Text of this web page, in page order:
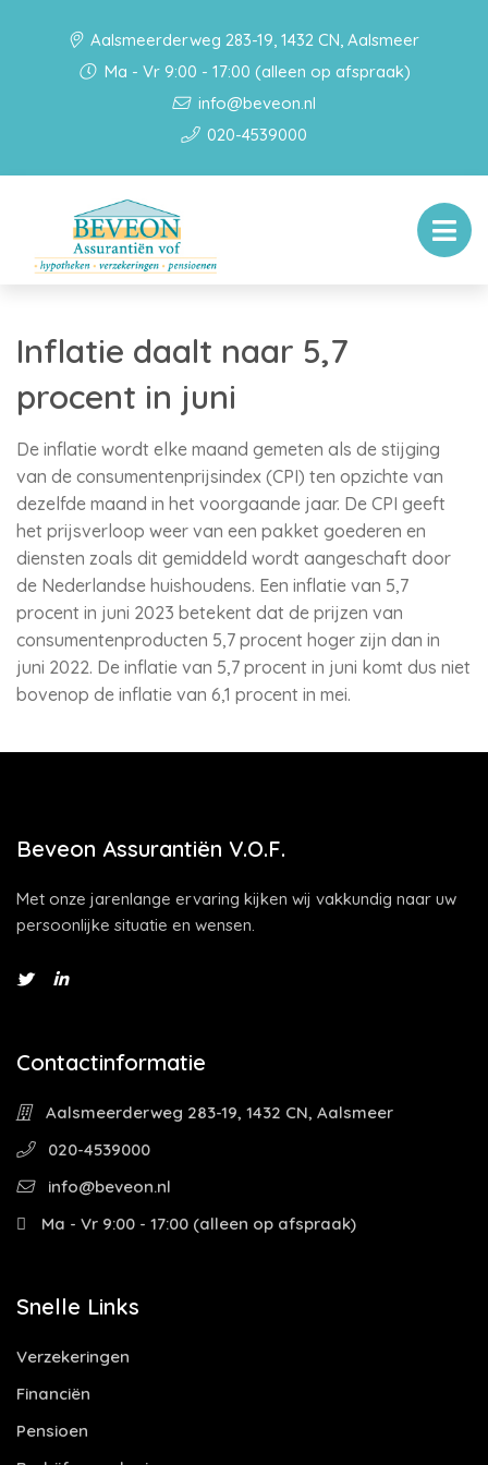
Aalsmeerderweg 283-19, 1432 CN, Aalsmeer
Ma - Vr 9:00 - 17:00 (alleen op afspraak)
info@beveon.nl
020-4539000
Inflatie daalt naar 5,7
procent in juni
De inflatie wordt elke maand gemeten als de stijging
van de consumentenprijsindex (CPI) ten opzichte van
dezelfde maand in het voorgaande jaar. De CPI geeft
het prijsverloop weer van een pakket goederen en
diensten zoals dit gemiddeld wordt aangeschaft door
de Nederlandse huishoudens. Een inflatie van 5,7
procent in juni 2023 betekent dat de prijzen van
consumentenproducten 5,7 procent hoger zijn dan in
juni 2022. De inflatie van 5,7 procent in juni komt dus niet
bovenop de inflatie van 6,1 procent in mei.
Beveon Assurantiën V.O.F.
Met onze jarenlange ervaring kijken wij vakkundig naar uw
persoonlijke situatie en wensen.
Contactinformatie
Aalsmeerderweg 283-19, 1432 CN, Aalsmeer
020-4539000
info@beveon.nl
Ma - Vr 9:00 - 17:00 (alleen op afspraak)
Snelle Links
Verzekeringen
Financiën
Pensioen